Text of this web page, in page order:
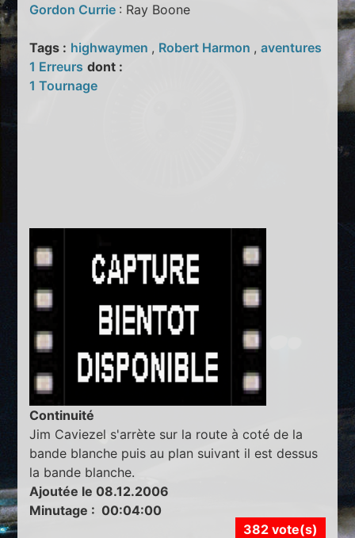
Gordon Currie : Ray Boone
Tags : highwaymen , Robert Harmon ,aventures
1 Erreurs dont :
1 Tournage
Continuité
Jim Caviezel s'arrète sur la route à coté de la
bande blanche puis au plan suivant il est dessus
la bande blanche.
Ajoutée le 08.12.2006
Minutage : 00:04:00
382 vote(s)